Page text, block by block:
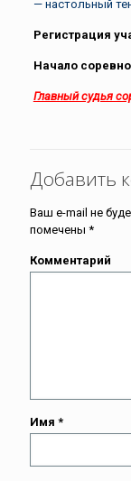
— настольный
Регистрация
Начало
Главный судья
Добавить
Ваш e-mail не
помечены *
Комментарий
Имя *